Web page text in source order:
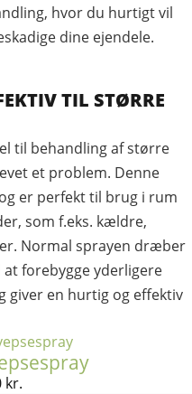
hvor du hurtigt vil
dine ejendele.
TIL STØRRE
til behandling af større
et problem. Denne
er perfekt til brug i rum
som f.eks. kældre,
Normal sprayen dræber
forebygge yderligere
giver en hurtig og effektiv
kr.